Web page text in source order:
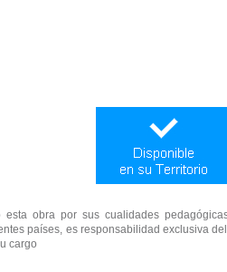
obra por sus cualidades
países, es responsabilidad exclusiva
cargo